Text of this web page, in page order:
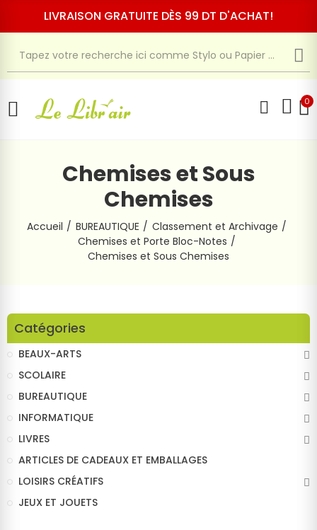
LIVRAISON GRATUITE DÈS 99 DT D'ACHAT!
0
Chemises et Sous
Chemises
Accueil BUREAUTIQUE
Classement et Archivage
Chemises et Porte Bloc-Notes
Chemises et Sous Chemises
Catégories
BEAUX-ARTS
SCOLAIRE
BUREAUTIQUE
INFORMATIQUE
LIVRES
ARTICLES DE CADEAUX ET EMBALLAGES
LOISIRS CRÉATIFS
JEUX ET JOUETS